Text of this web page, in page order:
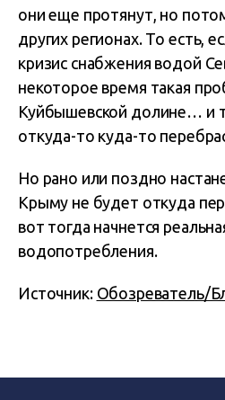
они еще протянут, но
других регионах. То есть,
кризис снабжения водой
некоторое время такая
Куйбышевской долине… и
откуда-то куда-то
Но рано или поздно
Крыму не будет откуда
вот тогда начнется
водопотребления.
Источник: Обозреватель/